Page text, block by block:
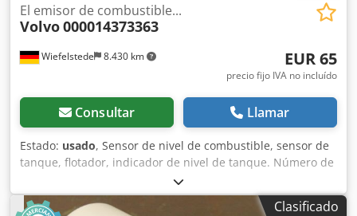
Wiefelstede 8.430 km
El emisor de combustible...
Volvo000014373363
EUR 65
precio fijo IVA no incluído
Consultar Llamar
Estado: usado, Sensor de nivel de combustible, sensor de
tanque, flotador, indicador de nivel de tanque. Número de
pieza: 14373363-3 Djdpfx Aodnn H Eenkock -Dimensiones:
740/110/H70 mm -Peso: 1 kg
Clasificado